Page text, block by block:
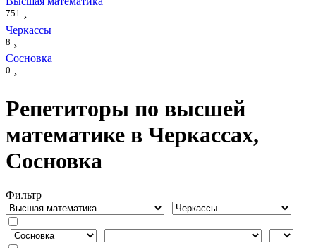
751 ›
Черкассы
8 ›
Сосновка
0 ›
Репетиторы по высшей
математике в Черкассах,
Сосновка
Фильтр